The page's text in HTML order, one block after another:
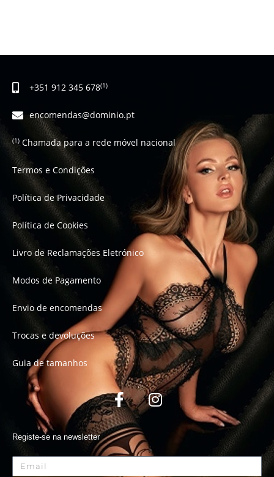
+351 912 345 678(1)
encomendas@dominio.pt
(1)Chamada para a rede móvel nacional
Termos e Condições
Política de Privacidade
Política de Cookies
Livro de Reclamações Eletrónico
Modos de Pagamento
Envio de encomendas
Trocas e devoluções
Guia de tamanhos
Registe-se na newsletter